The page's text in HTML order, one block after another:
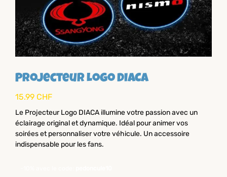
Projecteur Logo DIACA
15.99 CHF
Le Projecteur Logo DIACA illumine votre passion avec un
éclairage original et dynamique. Idéal pour animer vos
soirées et personnaliser votre véhicule. Un accessoire
indispensable pour les fans.